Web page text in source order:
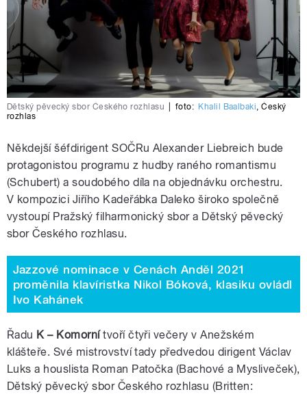
Dětský pěvecký sbor Českého rozhlasu foto: Khalil Baalbaki,Český
rozhlas
Někdejší šéfdirigent SOČRu Alexander Liebreich bude
protagonistou programu z hudby raného romantismu
(Schubert) a soudobého díla na objednávku orchestru.
V kompozici Jiřího Kadeřábka Daleko široko společně
vystoupí Pražský filharmonický sbor a Dětský pěvecký
sbor Českého rozhlasu.
Jazzové nominace v Cenách Anděl 2021
proměnila klavíristka Nikol Bóková, klasiku ovládl
Ivo Kahánek
Řadu K – Komornítvoří čtyři večery v Anežském
klášteře. Své mistrovství tady předvedou dirigent Václav
Luks a houslista Roman Patočka (Bachové a Mysliveček),
Dětský pěvecký sbor Českého rozhlasu (Britten: